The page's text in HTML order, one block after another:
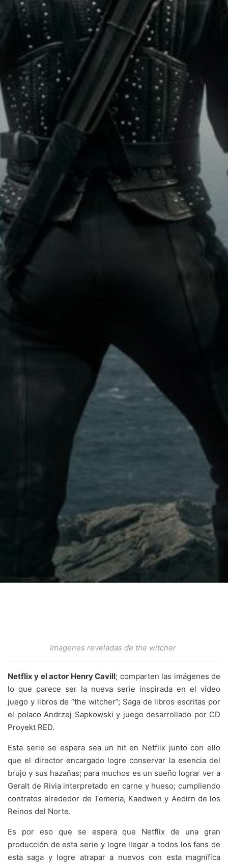
Imagenes reveladas de the witcher
Netflix y el actor Henry Cavill; comparten las imágenes de
lo que parece ser la nueva serie inspirada en el video
juego y libros de “the witcher”; Saga de libros escritas por
el polaco Andrzej Sapkowski y juego desarrollado por CD
Proyekt RED.
Esta serie se espera sea un hit en Netflix junto con ello
que el director encargado logre conservar la esencia del
brujo y sus hazañas; para muchos es un sueño lograr ver a
Geralt de Rivia interpretado en carne y hueso; cumpliendo
contratos alrededor de Temeria, Kaedwen y Aedirn de los
Reinos del Norte.
Es por eso que se espera que Netflix de una gran
producción de esta serie y logre llegar a todos los fans de
esta saga y logre atrapar a nuevos con esta magnífica